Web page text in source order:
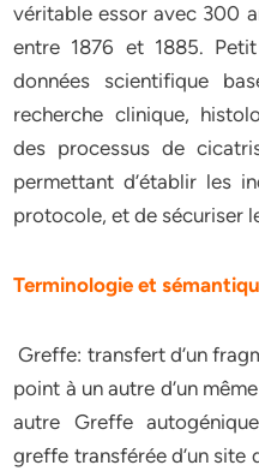
véritable essor avec 300
entre 1876 et 1885.
données scientifique
recherche clinique,
des processus de
permettant d’établir les
protocole, et de sécuriser
Terminologie et
Greffe: transfert d’un
point à un autre d’un
autre Greffe
greffe transférée d’un site